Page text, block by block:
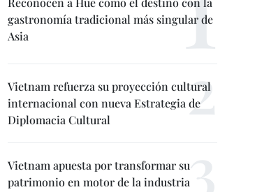
gastronomía tradicional más singular de
Asia
Vietnam refuerza su proyección cultural
internacional con nueva Estrategia de
Diplomacia Cultural
Vietnam apuesta por transformar su
patrimonio en motor de la industria